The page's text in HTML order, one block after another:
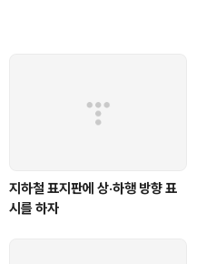
고 밝혔다. ▲ 5
를 위해, 당분간
= 코레일) 1
는 새로운 승차
적이라는 것
지하철 표지판에 상·하행 방향 표
시를 하자